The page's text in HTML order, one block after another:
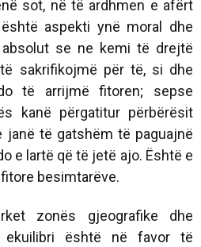
sot, në të ardhmen e afërt
aspekti ynë moral dhe
se ne kemi të drejtë
sakrifikojmë për të, si dhe
të arrijmë fitoren; sepse
kanë përgatitur përbërësit
janë të gatshëm të paguajnë
e lartë që të jetë ajo. Është e
besimtarëve.
zonës gjeografike dhe
ekuilibri është në favor të